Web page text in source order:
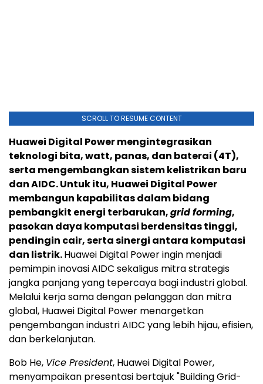
SCROLL TO RESUME CONTENT
Huawei Digital Power mengintegrasikan
teknologi bita, watt, panas, dan baterai (4T),
serta mengembangkan sistem kelistrikan baru
dan AIDC. Untuk itu, Huawei Digital Power
membangun kapabilitas dalam bidang
pembangkit energi terbarukan,grid forming,
pasokan daya komputasi berdensitas tinggi,
pendingin cair, serta sinergi antara komputasi
dan listrik.Huawei Digital Power ingin menjadi
pemimpin inovasi AIDC sekaligus mitra strategis
jangka panjang yang tepercaya bagi industri global.
Melalui kerja sama dengan pelanggan dan mitra
global, Huawei Digital Power menargetkan
pengembangan industri AIDC yang lebih hijau, efisien,
dan berkelanjutan.
Bob He, Vice President, Huawei Digital Power,
menyampaikan presentasi bertajuk "Building Grid-